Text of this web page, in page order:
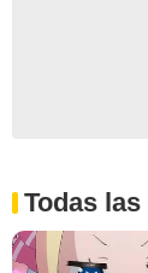
Todas